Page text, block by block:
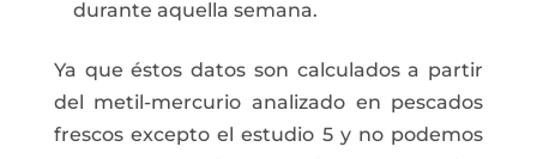
durante aquella semana.
Ya que éstos datos son calculados a partir
del metil-mercurio analizado en pescados
frescos excepto el estudio 5 y no podemos